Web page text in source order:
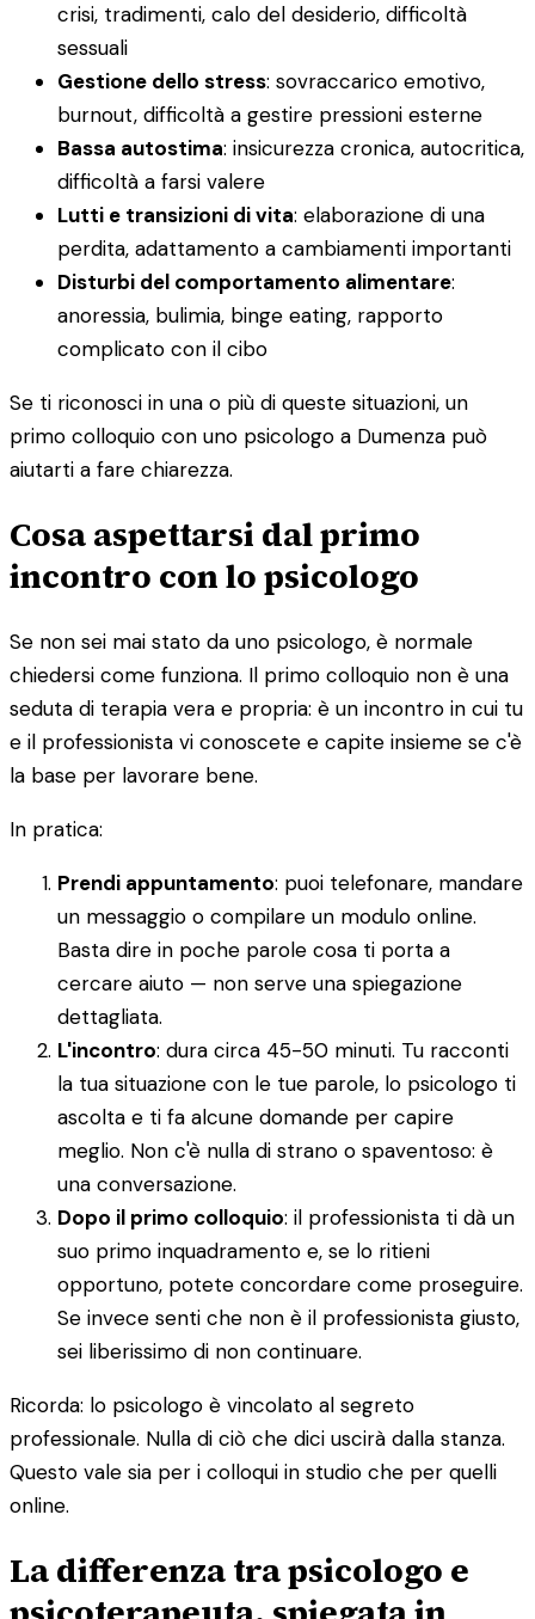
crisi, tradimenti, calo del desiderio, difficoltà
sessuali
Gestione dello stress: sovraccarico emotivo,
burnout, difficoltà a gestire pressioni esterne
Bassa autostima: insicurezza cronica, autocritica,
difficoltà a farsi valere
Lutti e transizioni di vita: elaborazione di una
perdita, adattamento a cambiamenti importanti
Disturbi del comportamento alimentare:
anoressia, bulimia, binge eating, rapporto
complicato con il cibo
Se ti riconosci in una o più di queste situazioni, un
primo colloquio con uno psicologo a Dumenza può
aiutarti a fare chiarezza.
Cosa aspettarsi dal primo
incontro con lo psicologo
Se non sei mai stato da uno psicologo, è normale
chiedersi come funziona. Il primo colloquio non è una
seduta di terapia vera e propria: è un incontro in cui tu
e il professionista vi conoscete e capite insieme se c'è
la base per lavorare bene.
In pratica:
Prendi appuntamento: puoi telefonare, mandare
un messaggio o compilare un modulo online.
Basta dire in poche parole cosa ti porta a
cercare aiuto — non serve una spiegazione
dettagliata.
L'incontro: dura circa 45-50 minuti. Tu racconti
la tua situazione con le tue parole, lo psicologo ti
ascolta e ti fa alcune domande per capire
meglio. Non c'è nulla di strano o spaventoso: è
una conversazione.
Dopo il primo colloquio: il professionista ti dà un
suo primo inquadramento e, se lo ritieni
opportuno, potete concordare come proseguire.
Se invece senti che non è il professionista giusto,
sei liberissimo di non continuare.
Ricorda: lo psicologo è vincolato al segreto
professionale. Nulla di ciò che dici uscirà dalla stanza.
Questo vale sia per i colloqui in studio che per quelli
online.
La differenza tra psicologo e